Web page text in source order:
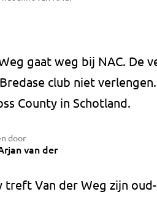
gaat weg bij NAC. De
club niet
County in Schotland.
door
van der
treft Van der Weg zijn